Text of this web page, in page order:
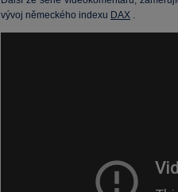
vývoj německého indexu DAX .